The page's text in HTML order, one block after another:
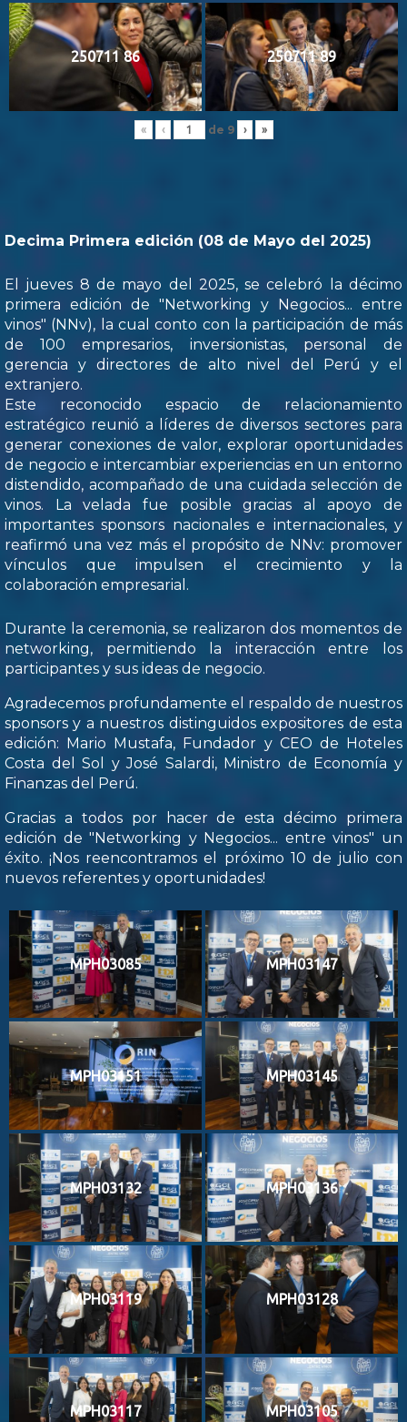
250711 86 250711 89
« ‹ de 9 › »
Decima Primera edición (08 de Mayo del 2025)
El jueves 8 de mayo del 2025, se celebró la décimo
primera edición de "Networking y Negocios... entre
vinos" (NNv), la cual conto con la participación de más
de 100 empresarios, inversionistas, personal de
gerencia y directores de alto nivel del Perú y el
extranjero.
Este reconocido espacio de relacionamiento
estratégico reunió a líderes de diversos sectores para
generar conexiones de valor, explorar oportunidades
de negocio e intercambiar experiencias en un entorno
distendido, acompañado de una cuidada selección de
vinos. La velada fue posible gracias al apoyo de
importantes sponsors nacionales e internacionales, y
reafirmó una vez más el propósito de NNv: promover
vínculos que impulsen el crecimiento y la
colaboración empresarial.
Durante la ceremonia, se realizaron dos momentos de
networking, permitiendo la interacción entre los
participantes y sus ideas de negocio.
Agradecemos profundamente el respaldo de nuestros
sponsors y a nuestros distinguidos expositores de esta
edición: Mario Mustafa, Fundador y CEO de Hoteles
Costa del Sol y José Salardi, Ministro de Economía y
Finanzas del Perú.
Gracias a todos por hacer de esta décimo primera
edición de "Networking y Negocios... entre vinos" un
éxito. ¡Nos reencontramos el próximo 10 de julio con
nuevos referentes y oportunidades!
MPH03085 MPH03147
MPH03151 MPH03145
MPH03132 MPH03136
MPH03119 MPH03128
MPH03117 MPH03105